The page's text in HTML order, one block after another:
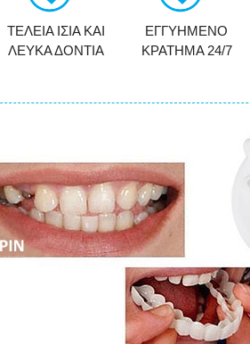
ΤΕΛΕΙΑ ΙΣΙΑ ΚΑΙ
ΛΕΥΚΑ ΔΟΝΤΙΑ
ΕΓΓΥΗΜΕΝΟ
ΚΡΑΤΗΜΑ 24/7